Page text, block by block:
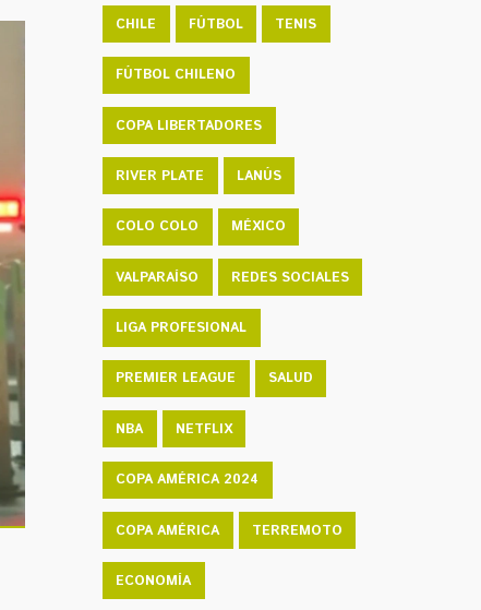
CHILE FÚTBOL TENIS
FÚTBOL CHILENO
COPA LIBERTADORES
RIVER PLATE LANÚS
COLO COLO MÉXICO
VALPARAÍSO REDES SOCIALES
LIGA PROFESIONAL
PREMIER LEAGUE SALUD
NBA NETFLIX
COPA AMÉRICA 2024
COPA AMÉRICA TERREMOTO
ECONOMÍA